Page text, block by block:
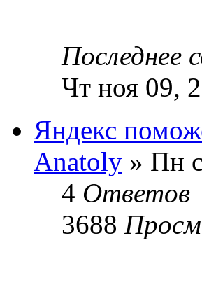
Последнее
Чт ноя 09,
Яндекс
Anatoly » Пн
4 Ответов
3688